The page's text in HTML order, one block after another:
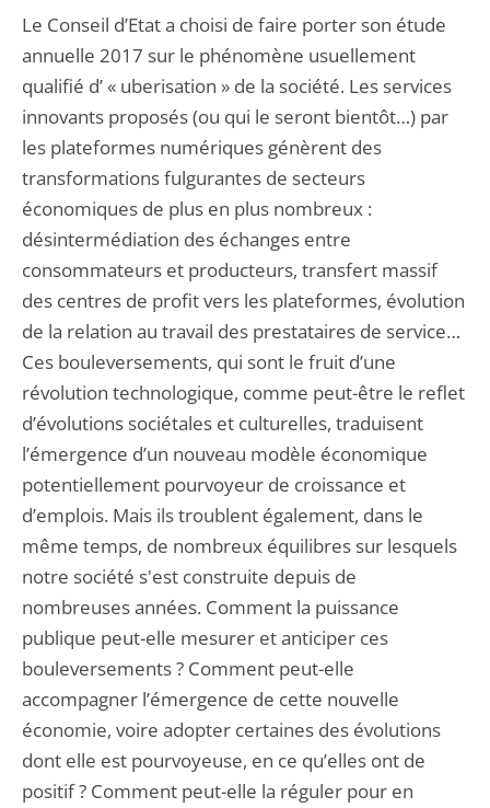
Le Conseil d’Etat a choisi de faire porter son étude
annuelle 2017 sur le phénomène usuellement
qualifié d’ « uberisation » de la société. Les services
innovants proposés (ou qui le seront bientôt…) par
les plateformes numériques génèrent des
transformations fulgurantes de secteurs
économiques de plus en plus nombreux :
désintermédiation des échanges entre
consommateurs et producteurs, transfert massif
des centres de profit vers les plateformes, évolution
de la relation au travail des prestataires de service…
Ces bouleversements, qui sont le fruit d’une
révolution technologique, comme peut-être le reflet
d’évolutions sociétales et culturelles, traduisent
l’émergence d’un nouveau modèle économique
potentiellement pourvoyeur de croissance et
d’emplois. Mais ils troublent également, dans le
même temps, de nombreux équilibres sur lesquels
notre société s'est construite depuis de
nombreuses années. Comment la puissance
publique peut-elle mesurer et anticiper ces
bouleversements ? Comment peut-elle
accompagner l’émergence de cette nouvelle
économie, voire adopter certaines des évolutions
dont elle est pourvoyeuse, en ce qu’elles ont de
positif ? Comment peut-elle la réguler pour en